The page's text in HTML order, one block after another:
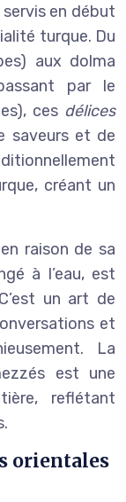
en début
turque. Du
aux dolma
par le
ces délices
et de
créant un
raison de sa
à l’eau, est
un art de
et
La
est une
reflétant
orientales